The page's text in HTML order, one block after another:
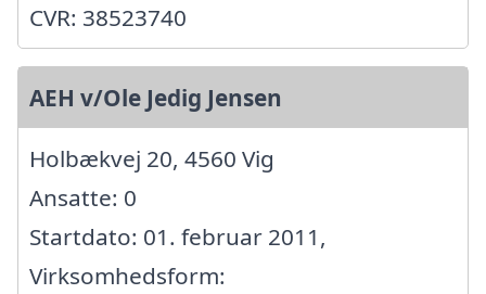
CVR: 38523740
AEH v/Ole Jedig Jensen
Holbækvej 20, 4560 Vig
Ansatte: 0
Startdato: 01. februar 2011,
Virksomhedsform: